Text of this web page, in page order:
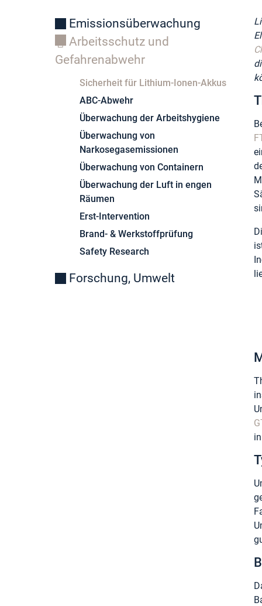
Emissionsüberwachung
Arbeitsschutz und
Gefahrenabwehr
Sicherheit für Lithium-Ionen-Akkus
ABC-Abwehr
Überwachung der Arbeitshygiene
Überwachung von
Narkosegasemissionen
Überwachung von Containern
Überwachung der Luft in engen
Räumen
Erst-Intervention
Brand- & Werkstoffprüfung
Safety Research
Forschung, Umwelt